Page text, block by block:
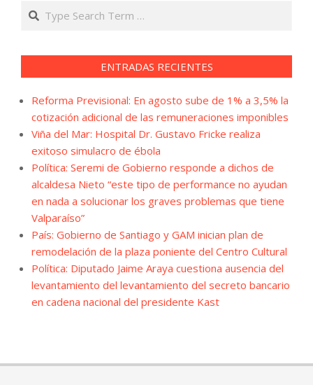
Search
ENTRADAS RECIENTES
Reforma Previsional: En agosto sube de 1% a 3,5% la
cotización adicional de las remuneraciones imponibles
Viña del Mar: Hospital Dr. Gustavo Fricke realiza
exitoso simulacro de ébola
Política: Seremi de Gobierno responde a dichos de
alcaldesa Nieto “este tipo de performance no ayudan
en nada a solucionar los graves problemas que tiene
Valparaíso”
País: Gobierno de Santiago y GAM inician plan de
remodelación de la plaza poniente del Centro Cultural
Política: Diputado Jaime Araya cuestiona ausencia del
levantamiento del levantamiento del secreto bancario
en cadena nacional del presidente Kast